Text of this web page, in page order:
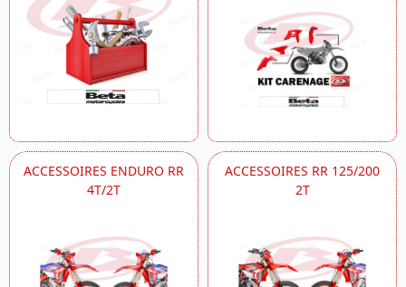
ACCESSOIRES ENDURO RR
4T/2T
ACCESSOIRES RR 125/200
2T